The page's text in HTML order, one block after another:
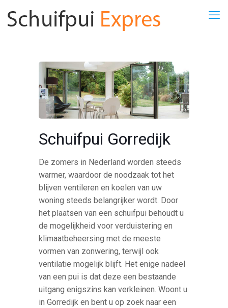
Schuifpui Gorredijk
De zomers in Nederland worden steeds
warmer, waardoor de noodzaak tot het
blijven ventileren en koelen van uw
woning steeds belangrijker wordt. Door
het plaatsen van een schuifpui behoudt u
de mogelijkheid voor verduistering en
klimaatbeheersing met de meeste
vormen van zonwering, terwijl ook
ventilatie mogelijk blijft. Het enige nadeel
van een pui is dat deze een bestaande
uitgang enigszins kan verkleinen. Woont u
in Gorredijk en bent u op zoek naar een